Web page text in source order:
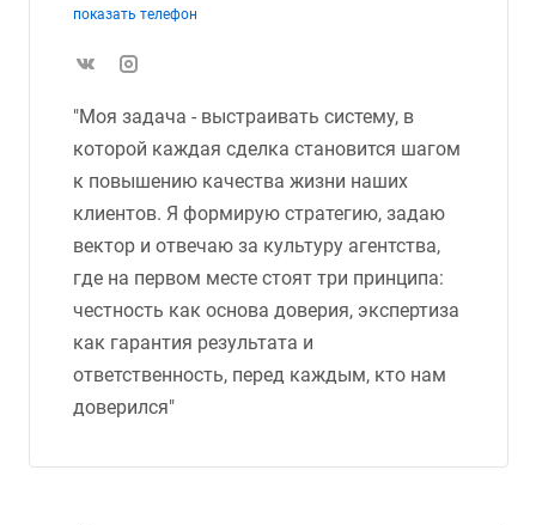
показать телефон
"Моя задача - выстраивать систему, в
которой каждая сделка становится шагом
к повышению качества жизни наших
клиентов. Я формирую стратегию, задаю
вектор и отвечаю за культуру агентства,
где на первом месте стоят три принципа:
честность как основа доверия, экспертиза
как гарантия результата и
ответственность, перед каждым, кто нам
доверился"